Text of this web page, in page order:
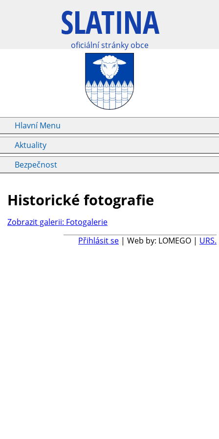
oficiální stránky obce
Hlavní Menu
Aktuality
Bezpečnost
Historické fotografie
Zobrazit galerii: Fotogalerie
Přihlásit se | Web by: LOMEGO | URS.